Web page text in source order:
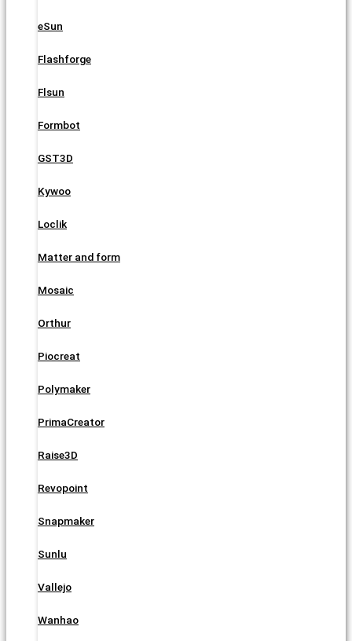
eSun
Flashforge
Flsun
Formbot
GST3D
Kywoo
Loclik
Matter and form
Mosaic
Orthur
Piocreat
Polymaker
PrimaCreator
Raise3D
Revopoint
Snapmaker
Sunlu
Vallejo
Wanhao